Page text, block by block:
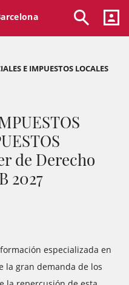
E IMPUESTOS LOCALES
de Derecho
2027
especializada en
la gran demanda de los